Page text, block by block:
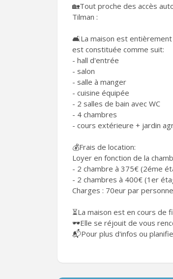
🏡Tout proche des accès
Tilman :
🛋La maison est entièrement
est constituée comme suit:
- hall d'entrée
- salon
- salle à manger
- cuisine équipée
- 2 salles de bain avec WC
- 4 chambres
- cours extérieure + jardin
💰Frais de location:
Loyer en fonction de la
- 2 chambre à 375€ (2éme
- 2 chambres à 400€ (1er
Charges : 70eur par
⏳️La maison est en cours
🕶Elle se réjouit de vous
📬Pour plus d'infos ou